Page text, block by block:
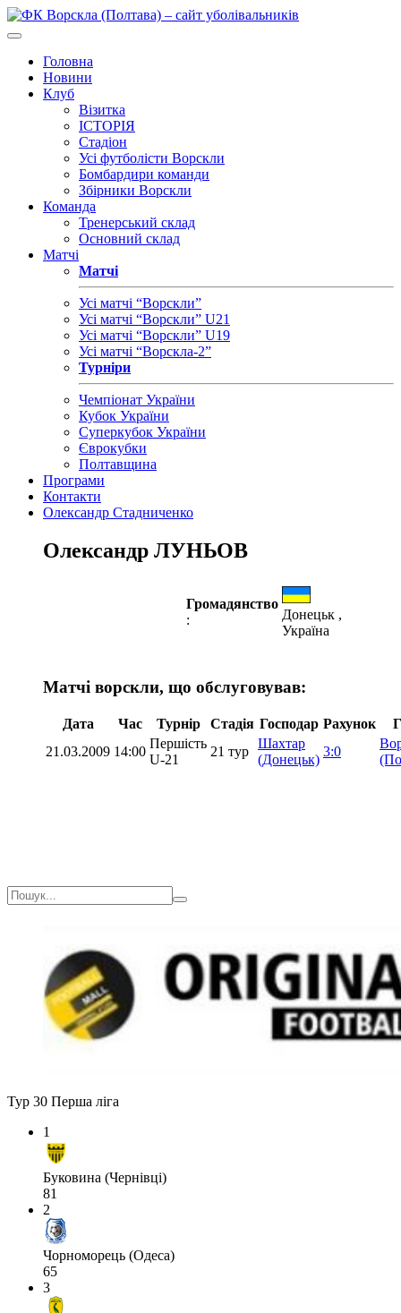
Головна
Новини
Клуб
Візитка
ІСТОРІЯ
Стадіон
Усі футболісти Ворскли
Бомбардири команди
Збірники Ворскли
Команда
Тренерський склад
Основний склад
Матчі
Матчі
Усі матчі “Ворскли”
Усі матчі “Ворскли” U21
Усі матчі “Ворскли” U19
Усі матчі “Ворскла-2”
Турніри
Чемпіонат України
Кубок України
Суперкубок України
Єврокубки
Полтавщина
Програми
Контакти
Олександр Стадниченко
Олександр ЛУНЬОВ
Громадянство
:
Донецьк ,
Україна
Матчі ворскли, що обслуговував:
Дата Час Турнір Стадія Господар Рахунок
21.03.2009 14:00
Першість
U-21
21 тур
Шахтар
(Донецьк)
3:0
Тур 30 Перша ліга
1
Буковина (Чернівці)
81
2
Чорноморець (Одеса)
65
3